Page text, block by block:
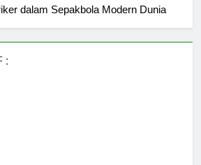
dalam Sepakbola Modern Dunia
: